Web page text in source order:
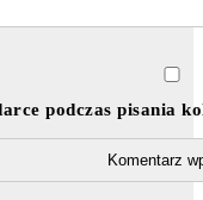
podczas pisania